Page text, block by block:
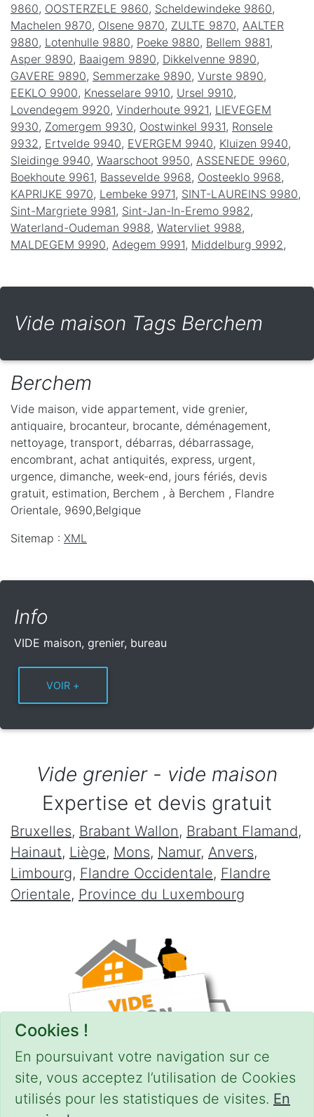
Cookies !
En poursuivant votre navigation sur ce
site, vous acceptez l’utilisation de Cookies
utilisés pour les statistiques de visites. En
9860, OOSTERZELE 9860, Scheldewindeke 9860,
Machelen 9870, Olsene 9870, ZULTE 9870, AALTER
9880, Lotenhulle 9880, Poeke 9880, Bellem 9881,
Asper 9890, Baaigem 9890, Dikkelvenne 9890,
GAVERE 9890, Semmerzake 9890, Vurste 9890,
EEKLO 9900, Knesselare 9910, Ursel 9910,
Lovendegem 9920, Vinderhoute 9921, LIEVEGEM
9930, Zomergem 9930, Oostwinkel 9931, Ronsele
9932 , Ertvelde 9940, EVERGEM 9940, Kluizen 9940,
Sleidinge 9940, Waarschoot 9950, ASSENEDE 9960,
Boekhoute 9961, Bassevelde 9968, Oosteeklo 9968,
KAPRIJKE 9970, Lembeke 9971, SINT-LAUREINS 9980,
Sint-Margriete 9981, Sint-Jan-In-Eremo 9982 ,
Waterland-Oudeman 9988, Watervliet 9988,
MALDEGEM 9990, Adegem 9991, Middelburg 9992 ,
Vide maison Tags Berchem
Berchem
Vide maison, vide appartement, vide grenier,
antiquaire, brocanteur, brocante, déménagement,
nettoyage, transport, débarras, débarrassage,
encombrant, achat antiquités, express, urgent,
urgence, dimanche, week-end, jours fériés, devis
gratuit, estimation, Berchem , à Berchem , Flandre
Orientale, 9690,Belgique
Sitemap : XML
Info
VIDE maison, grenier, bureau
Vide grenier - vide maison
Expertise et devis gratuit
Bruxelles, Brabant Wallon, Brabant Flamand,
Hainaut, Liège, Mons, Namur, Anvers,
Limbourg, Flandre Occidentale, Flandre
Orientale, Province du Luxembourg